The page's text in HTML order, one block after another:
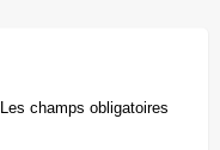
Les champs obligatoires